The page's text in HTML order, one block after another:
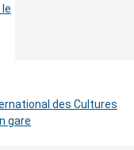
des Cultures
gare